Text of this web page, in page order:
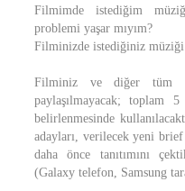
Filmimde istediğim
problemi yaşar mıyım?
Filminizde istediğiniz
Filminiz ve diğer tüm
paylaşılmayacak; toplam
belirlenmesinde
adayları, verilecek yeni
daha önce tanıtımını
(Galaxy telefon, Samsung